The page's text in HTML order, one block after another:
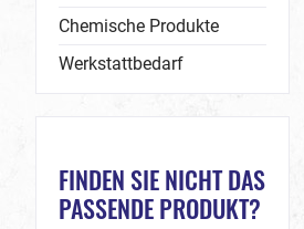
Chemische Produkte
Werkstattbedarf
FINDEN SIE NICHT DAS
PASSENDE PRODUKT?